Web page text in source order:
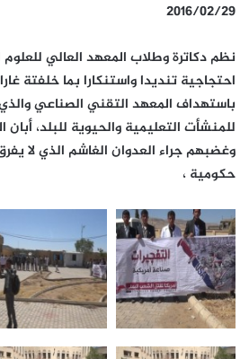
2016/02/29
نظم دكاترة وطلاب المعهد العالي
احتجاجية تنديدا واستنكارا بما خلفتة
باستهداف المعهد التقني الصناعي
للمنشأت التعليمية والحيوية للبلد،
وغضبهم جراء العدوان الغاشم الذي لا
حكومية ،